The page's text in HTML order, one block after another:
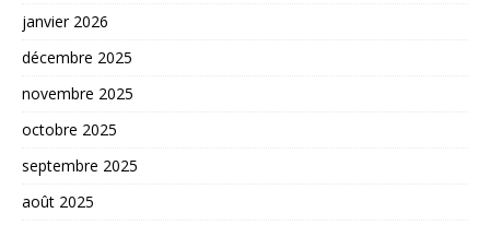
janvier 2026
décembre 2025
novembre 2025
octobre 2025
septembre 2025
août 2025